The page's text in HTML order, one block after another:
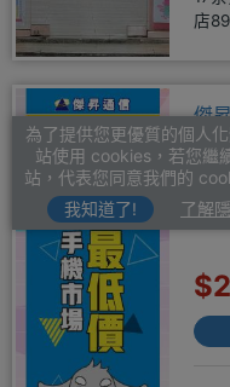
店
傑
5.0
新北
為了提供您更優質的個人
站使用 cookies，若您繼
站，代表您同意我們的
我知道了!
了解